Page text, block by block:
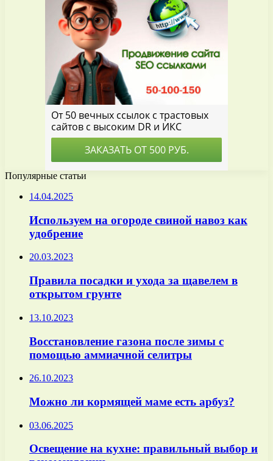
Популярные статьи
14.04.2025
Используем на огороде свиной навоз как
удобрение
20.03.2023
Правила посадки и ухода за щавелем в
открытом грунте
13.10.2023
Восстановление газона после зимы с
помощью аммиачной селитры
26.10.2023
Можно ли кормящей маме есть арбуз?
03.06.2025
Освещение на кухне: правильный выбор и